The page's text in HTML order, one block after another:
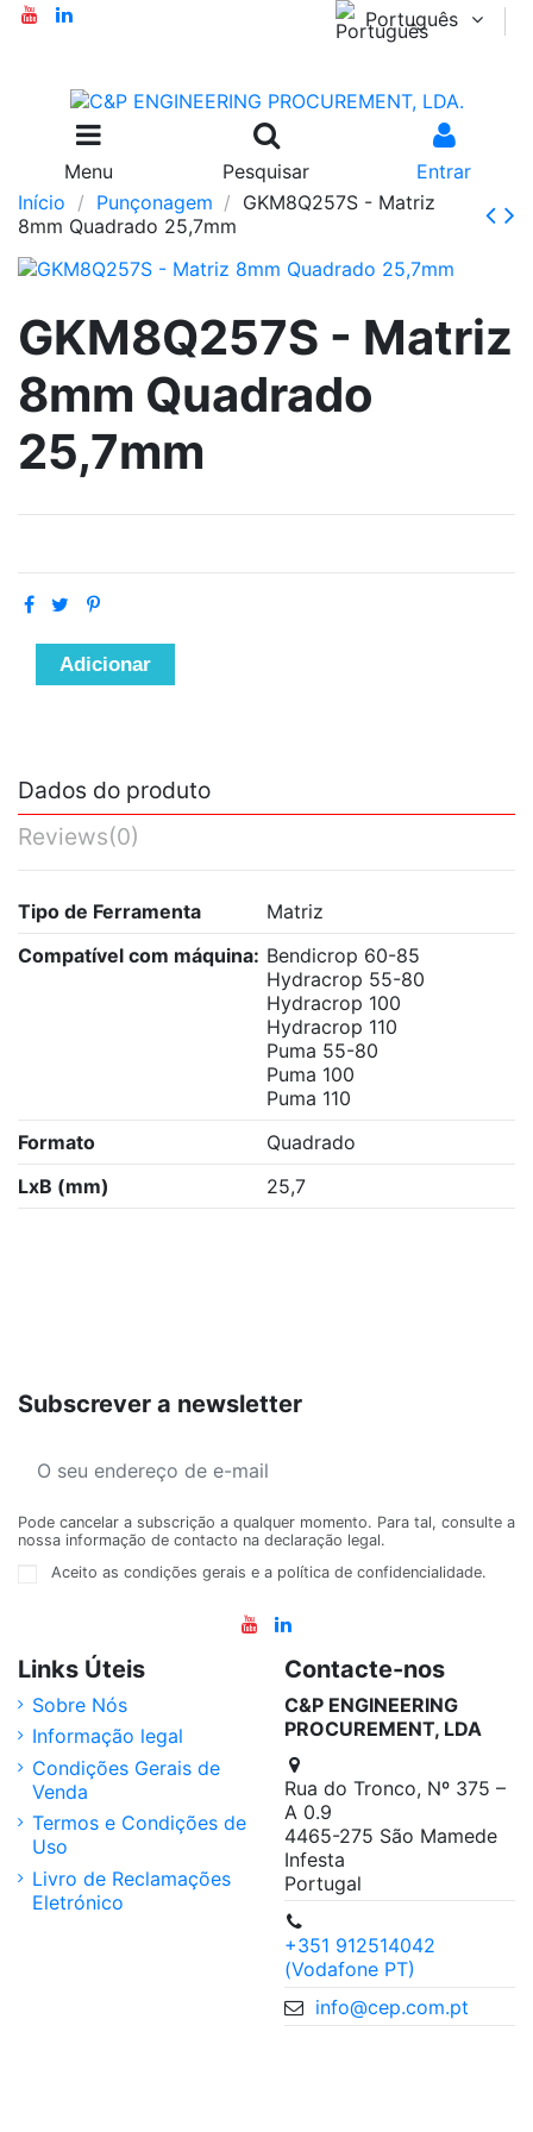
Português
Menu Pesquisar
Entrar
Início
Punçonagem
GKM8Q257S - Matriz
8mm Quadrado 25,7mm
GKM8Q257S - Matriz
8mm Quadrado
25,7mm
Adicionar
Dados do produto
Reviews(0)
Tipo de Ferramenta
Matriz
Compatível com máquina: Bendicrop 60-85
Hydracrop 55-80
Hydracrop 100
Hydracrop 110
Puma 55-80
Puma 100
Puma 110
Formato
Quadrado
LxB (mm)
25,7
Subscrever a newsletter
Pode cancelar a subscrição a qualquer momento. Para tal, consulte a
nossa informação de contacto na declaração legal.
Aceito as condições gerais e a política de confidencialidade.
Links Úteis
Sobre Nós
Informação legal
Condições Gerais de
Venda
Termos e Condições de
Uso
Livro de Reclamações
Eletrónico
Contacte-nos
C&P ENGINEERING
PROCUREMENT, LDA
Rua do Tronco, Nº 375 –
A 0.9
4465-275 São Mamede
Infesta
Portugal
+351 912514042
(Vodafone PT)
info@cep.com.pt